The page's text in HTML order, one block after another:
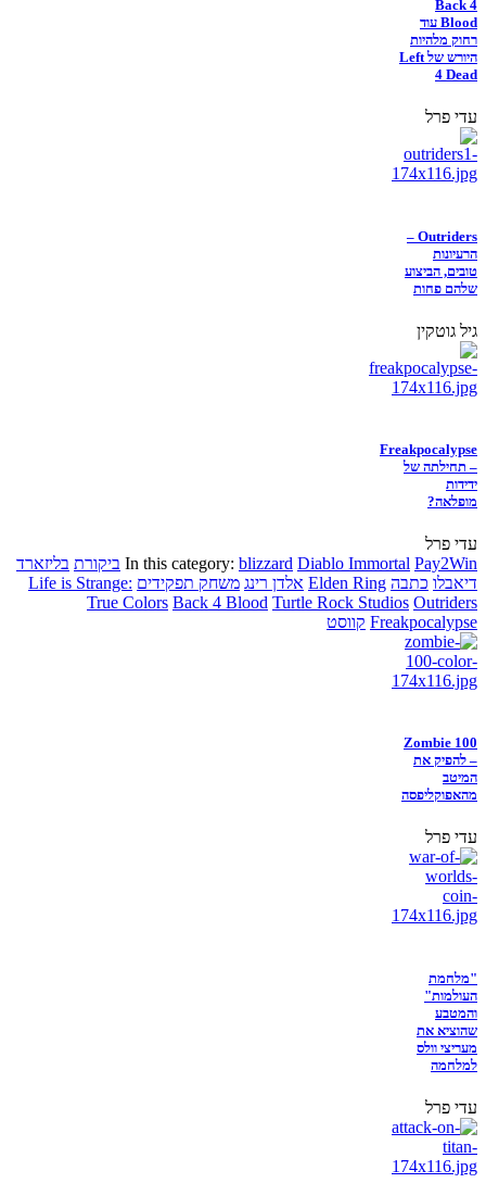
Back 4
Blood עוד
רחוק מלהיות
היורש של Left
4 Dead
עדי פרל
Outriders –
הרעיונות
טובים, הביצוע
שלהם פחות
גיל גוטקין
Freakpocalypse
– תחילתה של
ידידות
מופלאה?
עדי פרל
In this category: blizzard Diablo Immortal Pay2Win ביקורת בליזארד
דיאבלו כתבה Elden Ring אלדן רינג משחק תפקידים Life is Strange:
True Colors Back 4 Blood Turtle Rock Studios Outriders
Freakpocalypse קווסט
Zombie 100
– להפיק את
המיטב
מהאפוקליפסה
עדי פרל
"מלחמת
העולמות"
והמטבע
שהוציא את
מעריצי וולס
למלחמה
עדי פרל